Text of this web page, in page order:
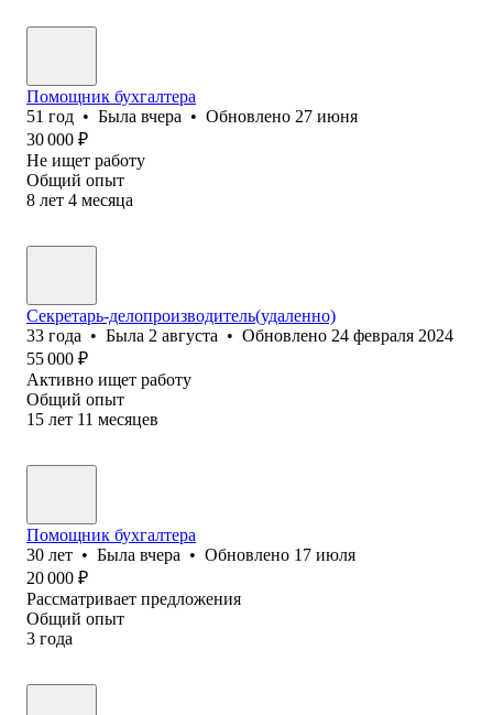
Помощник бухгалтера
51 год • Была вчера • Обновлено 27 июня
30 000 ₽
Не ищет работу
Общий опыт
8 лет 4 месяца
Секретарь-делопроизводитель(удаленно)
33 года • Была 2 августа • Обновлено 24 февраля 2024
55 000 ₽
Активно ищет работу
Общий опыт
15 лет 11 месяцев
Помощник бухгалтера
30 лет • Была вчера • Обновлено 17 июля
20 000 ₽
Рассматривает предложения
Общий опыт
3 года